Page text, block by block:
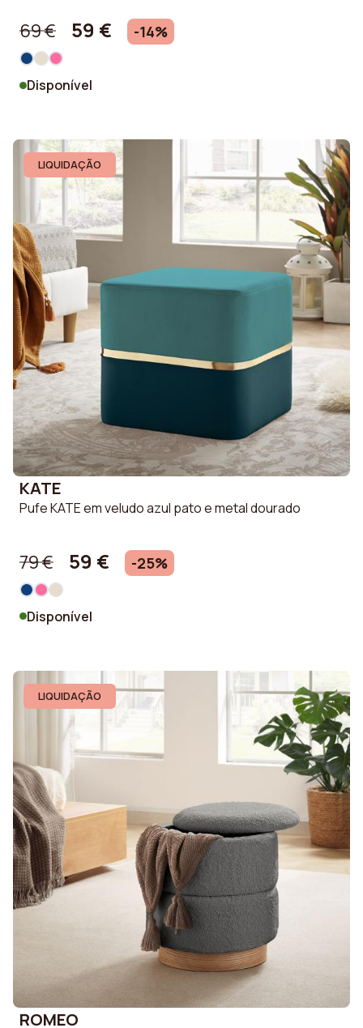
69 € 59 € -14%
Disponível
LIQUIDAÇÃO
KATE
Pufe KATE em veludo azul pato e metal dourado
79 € 59 € -25%
Disponível
LIQUIDAÇÃO
ROMEO